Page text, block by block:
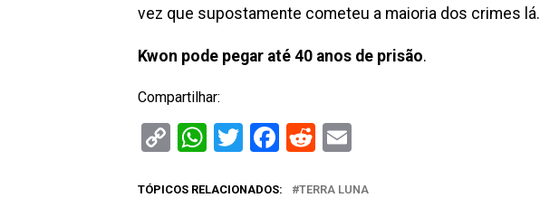
vez que supostamente cometeu a maioria dos crimes lá.
Kwon pode pegar até 40 anos de prisão.
Compartilhar:
CopyWhatsApp
Twitter
Facebook
Reddit
TÓPICOS RELACIONADOS: TERRA LUNA